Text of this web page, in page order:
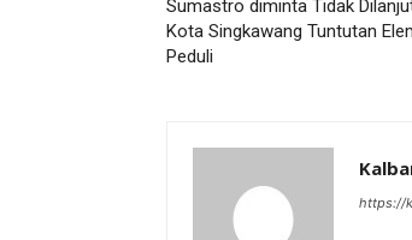
Sumastro diminta Tidak
Kota Singkawang Tuntutan
Peduli
https://